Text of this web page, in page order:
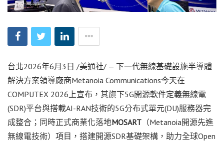
台北2026年6月3日 /美通社/ — 下一代無線基礎設施半導體
解決方案領導廠商Metanoia Communications今天在
COMPUTEX 2026上宣布，其旗下5G開源軟件定義無線電
(SDR)平台與搭載AI-RAN技術的5G分布式單元(DU)服務器完
成整合；同時正式商業化落地MOSART （Metanoia開源先進
無線電技術）項目，搭建開源SDR基礎架構，助力全球Open